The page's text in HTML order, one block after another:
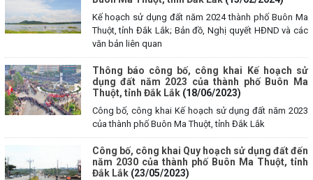
Kế hoạch sử dụng đất năm 2024 thành phố Buôn Ma
Thuột, tỉnh Đắk Lắk; Bản đồ, Nghị quyết HĐND và các
văn bản liên quan
Thông báo công bố, công khai Kế hoạch sử
dụng đất năm 2023 của thành phố Buôn Ma
Thuột, tỉnh Đắk Lắk (18/06/2023)
Công bố, công khai Kế hoạch sử dụng đất năm 2023
của thành phố Buôn Ma Thuột, tỉnh Đắk Lắk
Công bố, công khai Quy hoạch sử dụng đất đến
năm 2030 của thành phố Buôn Ma Thuột, tỉnh
Đắk Lắk (23/05/2023)